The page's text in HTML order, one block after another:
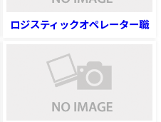
ロジスティックオペレーター職